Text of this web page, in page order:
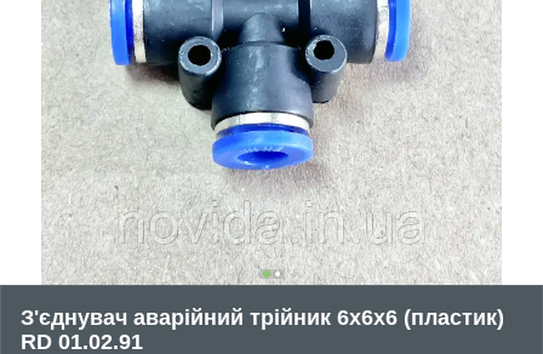
З'єднувач аварійний трійник 6х6х6 (пластик)
RD 01.02.91